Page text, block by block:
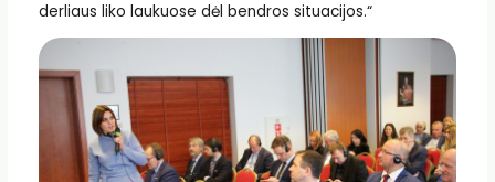
derliaus liko laukuose dėl bendros situacijos.“